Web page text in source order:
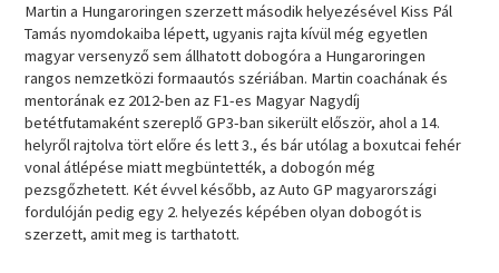
Martin a Hungaroringen szerzett második helyezésével Kiss Pál
Tamás nyomdokaiba lépett, ugyanis rajta kívül még egyetlen
magyar versenyző sem állhatott dobogóra a Hungaroringen
rangos nemzetközi formaautós szériában. Martin coachának és
mentorának ez 2012-ben az F1-es Magyar Nagydíj
betétfutamaként szereplő GP3-ban sikerült először, ahol a 14.
helyről rajtolva tört előre és lett 3., és bár utólag a boxutcai fehér
vonal átlépése miatt megbüntették, a dobogón még
pezsgőzhetett. Két évvel később, az Auto GP magyarországi
fordulóján pedig egy 2. helyezés képében olyan dobogót is
szerzett, amit meg is tarthatott.